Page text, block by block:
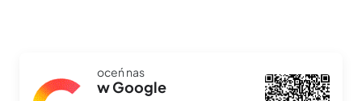
oceń nas
w Google